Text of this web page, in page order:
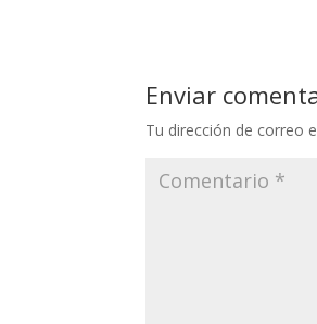
Enviar
Tu dirección de correo